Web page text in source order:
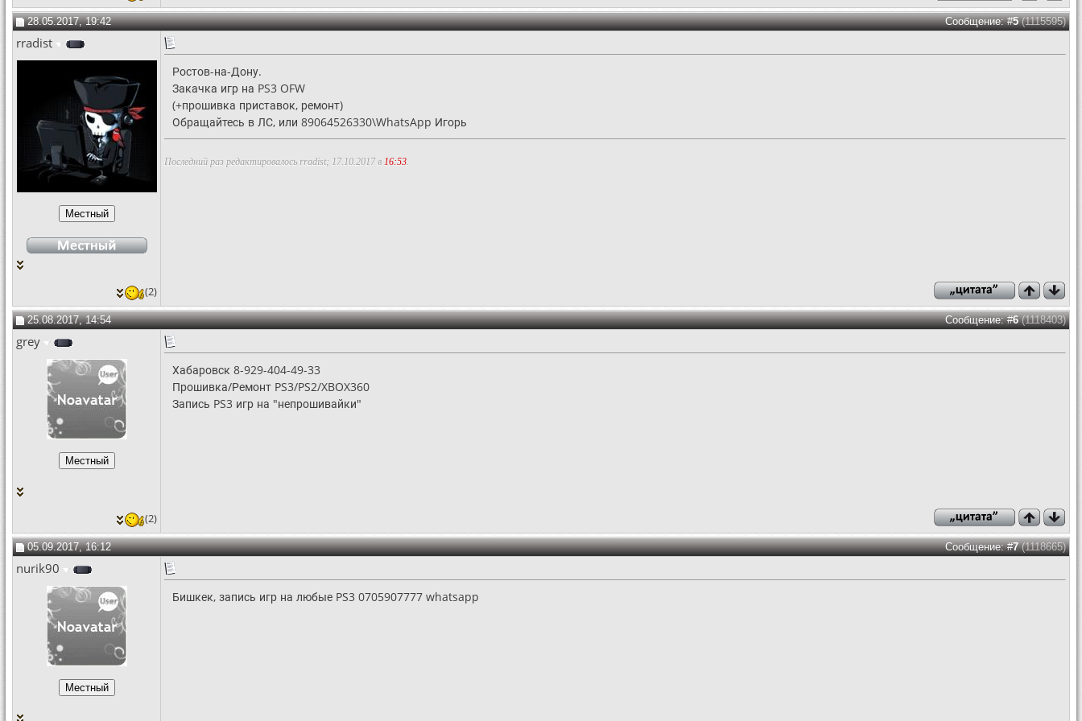
28.05.2017, 19:42 Сообщение: #5(1115595)
rradist
Ростов-на-Дону.
Закачка игр на PS3 OFW
(+прошивка приставок, ремонт)
Обращайтесь в ЛС, или 89064526330\WhatsApp Игорь
Последний раз редактировалось rradist; 17.10.2017 в 16:53.
(2)
25.08.2017, 14:54 Сообщение: #6(1118403)
grey
Хабаровск 8-929-404-49-33
Прошивка/Ремонт PS3/PS2/XBOX360
Запись PS3 игр на "непрошивайки"
(2)
05.09.2017, 16:12 Сообщение: #7(1118665)
nurik90
Бишкек, запись игр на любые PS3 0705907777 whatsapp